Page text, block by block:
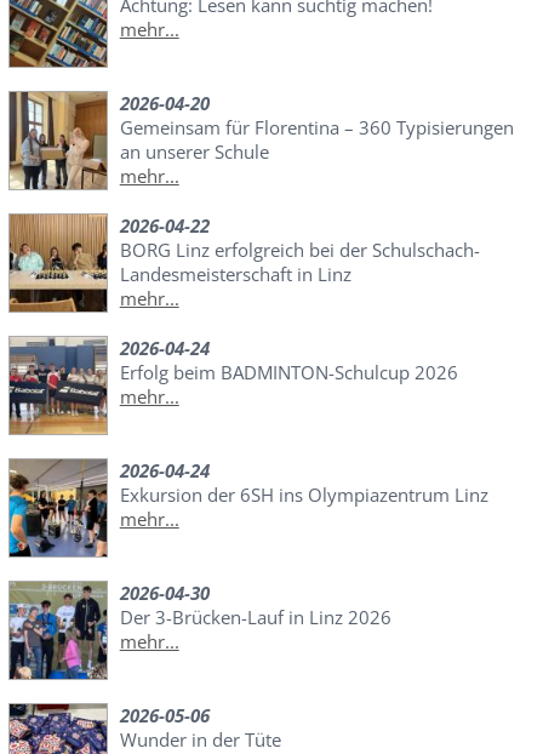
mehr...
2026-04-20
Gemeinsam für Florentina – 360 Typisierungen
an unserer Schule
mehr...
2026-04-22
BORG Linz erfolgreich bei der Schulschach-
Landesmeisterschaft in Linz
mehr...
2026-04-24
Erfolg beim BADMINTON-Schulcup 2026
mehr...
2026-04-24
Exkursion der 6SH ins Olympiazentrum Linz
mehr...
2026-04-30
Der 3-Brücken-Lauf in Linz 2026
mehr...
2026-05-06
Wunder in der Tüte